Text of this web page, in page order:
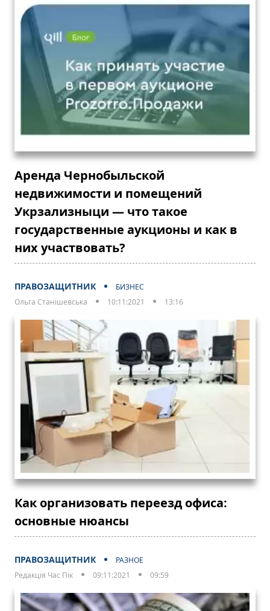
Аренда Чернобыльской
недвижимости и помещений
Укрзализныци — что такое
государственные аукционы и как в
них участвовать?
ПРАВОЗАЩИТНИК
БИЗНЕС
Ольга Станішевська
10:11:2021 13:16
Как организовать переезд офиса:
основные нюансы
ПРАВОЗАЩИТНИК
РАЗНОЕ
Редакція Час Пік
09:11:2021 09:59